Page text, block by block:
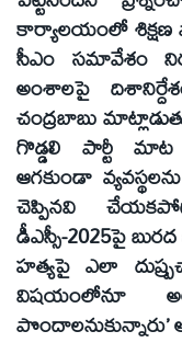
కార్యాలయంలో శిక్షణ
సీఎం సమావేశం
అంశాలపై
చంద్రబాబు
గొడ్డలి పార్టీ మాట
ఆగకుండా
చెప్పినవి
డీఎస్సీ-2025పై
హత్యపై ఎలా
విషయంలోనూ
పొందాలనుకున్నారు’